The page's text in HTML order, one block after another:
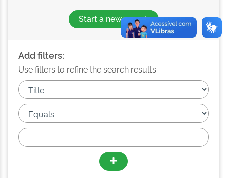
Start a new search
Add filters:
Use filters to refine the search results.